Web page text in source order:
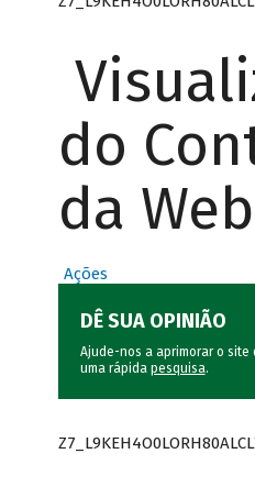
do
da Web
Ações
DÊ SUA OPINIÃO
Ajude-nos a aprimorar o site
uma rápida pesquisa.